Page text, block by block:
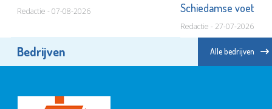
Redactie - 07-08-2026
Schiedamse voet
Redactie - 27-07-2026
Bedrijven Alle bedrijven